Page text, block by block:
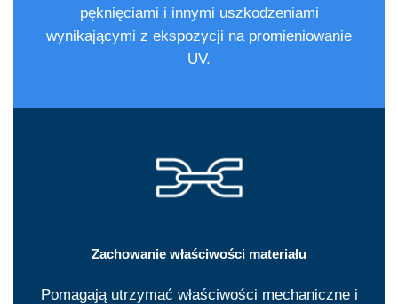
pęknięciami i innymi uszkodzeniami
wynikającymi z ekspozycji na promieniowanie
UV.
Zachowanie właściwości materiału
Pomagają utrzymać właściwości mechaniczne i